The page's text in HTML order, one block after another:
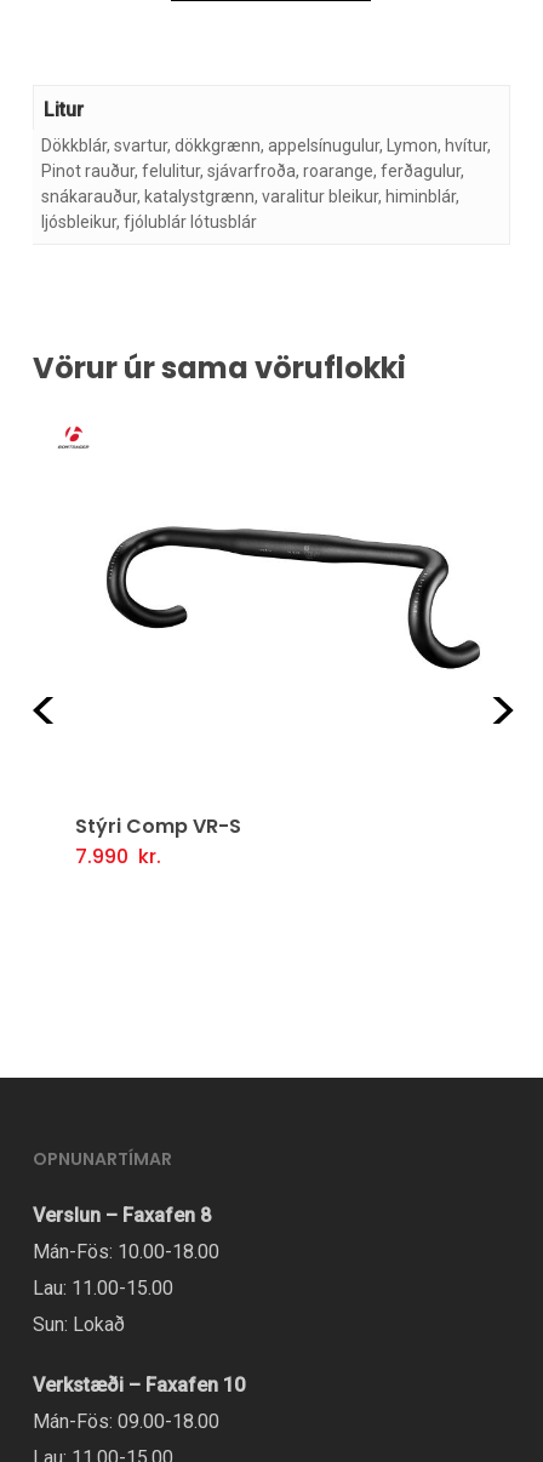
Litur
Dökkblár, svartur, dökkgrænn, appelsínugulur, Lymon, hvítur,
Pinot rauður, felulitur, sjávarfroða, roarange, ferðagulur,
snákarauður, katalystgrænn, varalitur bleikur, himinblár,
ljósbleikur, fjólublár lótusblár
Vörur úr sama vöruflokki
Stýri Comp VR-S
7.990kr.
Valmöguleikarar
mörgum
OPNUNARTÍMAR
Verslun – Faxafen 8
Mán-Fös: 10.00-18.00
Lau: 11.00-15.00
Sun: Lokað
Verkstæði – Faxafen 10
Mán-Fös: 09.00-18.00
Lau: 11.00-15.00